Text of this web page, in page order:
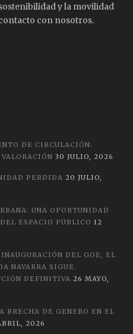
y la movilidad
con nosotros.
DE CIRCULACIÓN:
30 JULIO, 2026
PERDIDA 20 JULIO,
UNA OPORTUNIDAD
ESPACIO PÚBLICO 12
DEL GOE, EL
NAVARRA SIGUE
DEFINITIVA 26 MAYO,
BRECHA DE GENERO EN EL
2026